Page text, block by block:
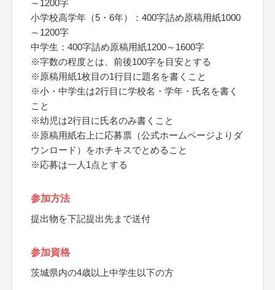
～1200字
小学校高学年（5・6年）：400字詰め原稿用紙1000
～1200字
中学生：400字詰め原稿用紙1200～1600字
※字数の程度とは、前後100字を目安とする
※原稿用紙1枚目の1行目に題名を書くこと
※小・中学生は2行目に学校名・学年・氏名を書く
こと
※幼児は2行目に氏名のみ書くこと
※原稿用紙右上に応募票（公式ホームページよりダ
ウンロード）をホチキスでとめること
※応募は一人1点とする
参加方法
提出物を下記提出先まで送付
参加資格
茨城県内の4歳以上中学生以下の方